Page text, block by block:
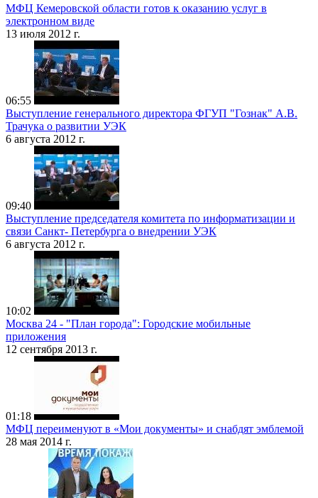
МФЦ Кемеровской области готов к оказанию услуг в
электронном виде
13 июля 2012 г.
06:55
Выступление генерального директора ФГУП "Гознак" А.В.
Трачука о развитии УЭК
6 августа 2012 г.
09:40
Выступление председателя комитета по информатизации и
связи Санкт- Петербурга о внедрении УЭК
6 августа 2012 г.
10:02
Москва 24 - "План города": Городские мобильные
приложения
12 сентября 2013 г.
01:18
МФЦ переименуют в «Мои документы» и снабдят эмблемой
28 мая 2014 г.